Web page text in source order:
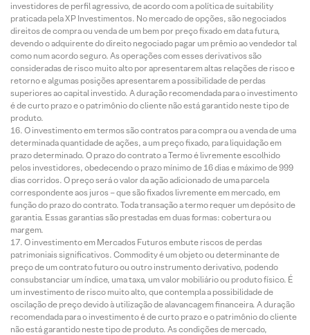
investidores de perfil agressivo, de acordo com a política de suitability
praticada pela XP Investimentos. No mercado de opções, são negociados
direitos de compra ou venda de um bem por preço fixado em data futura,
devendo o adquirente do direito negociado pagar um prêmio ao vendedor tal
como num acordo seguro. As operações com esses derivativos são
consideradas de risco muito alto por apresentarem altas relações de risco e
retorno e algumas posições apresentarem a possibilidade de perdas
superiores ao capital investido. A duração recomendada para o investimento
é de curto prazo e o patrimônio do cliente não está garantido neste tipo de
produto.
O investimento em termos são contratos para compra ou a venda de uma
determinada quantidade de ações, a um preço fixado, para liquidação em
prazo determinado. O prazo do contrato a Termo é livremente escolhido
pelos investidores, obedecendo o prazo mínimo de 16 dias e máximo de 999
dias corridos. O preço será o valor da ação adicionado de uma parcela
correspondente aos juros – que são fixados livremente em mercado, em
função do prazo do contrato. Toda transação a termo requer um depósito de
garantia. Essas garantias são prestadas em duas formas: cobertura ou
margem.
O investimento em Mercados Futuros embute riscos de perdas
patrimoniais significativos. Commodity é um objeto ou determinante de
preço de um contrato futuro ou outro instrumento derivativo, podendo
consubstanciar um índice, uma taxa, um valor mobiliário ou produto físico. É
um investimento de risco muito alto, que contempla a possibilidade de
oscilação de preço devido à utilização de alavancagem financeira. A duração
recomendada para o investimento é de curto prazo e o patrimônio do cliente
não está garantido neste tipo de produto. As condições de mercado,